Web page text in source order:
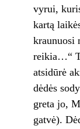
vyrui,
kartą
kraunuosi
reikia…“
atsidūrė
dėdės
greta jo,
gatvė).